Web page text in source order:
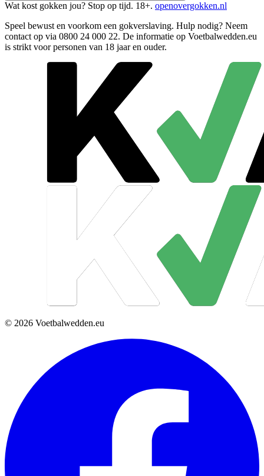
Wat kost gokken jou? Stop op tijd. 18+. openovergokken.nl
Speel bewust en voorkom een gokverslaving. Hulp nodig? Neem
contact op via 0800 24 000 22. De informatie op Voetbalwedden.eu
is strikt voor personen van 18 jaar en ouder.
© 2026 Voetbalwedden.eu